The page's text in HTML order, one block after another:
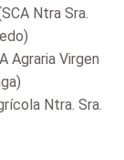
Ntra Sra.
Agraria Virgen
Ntra. Sra.